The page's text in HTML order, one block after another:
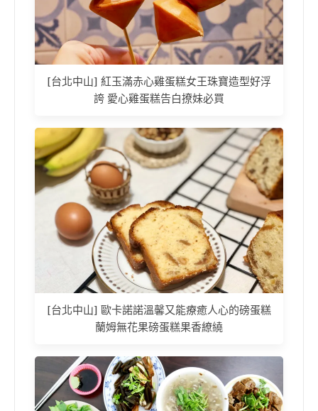
[台北中山] 紅玉滿赤心雞蛋糕女王珠寶造型好浮
誇 愛心雞蛋糕告白撩妹必買
[台北中山] 歐卡諾諾溫馨又能療癒人心的磅蛋糕
蘭姆無花果磅蛋糕果香繚繞